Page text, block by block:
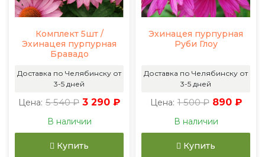
Комплект 5шт /
Эхинацея пурпурная
Бравадо
Доставка по Челябинску от
3-5 дней
Цена: 5 540 ₽ 3 290 ₽
В наличии
Купить
Эхинацея пурпурная
Руби Глоу
Доставка по Челябинску от
3-5 дней
Цена: 1 500 ₽ 890 ₽
В наличии
Купить